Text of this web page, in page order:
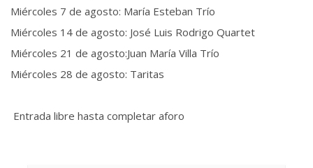
Miércoles 7 de agosto: María Esteban Trío
Miércoles 14 de agosto: José Luis Rodrigo Quartet
Miércoles 21 de agosto:Juan María Villa Trío
Miércoles 28 de agosto: Taritas
Entrada libre hasta completar aforo